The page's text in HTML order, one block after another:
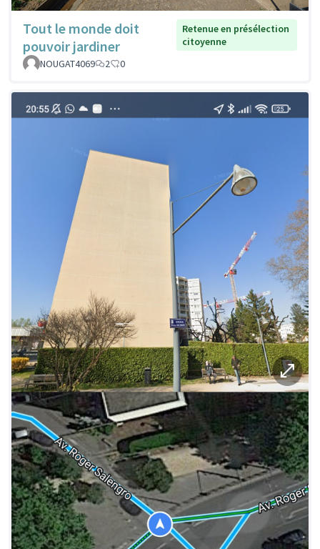
Tout le monde doit
pouvoir jardiner
Retenue en présélection
citoyenne
NOUGAT4069
2 0